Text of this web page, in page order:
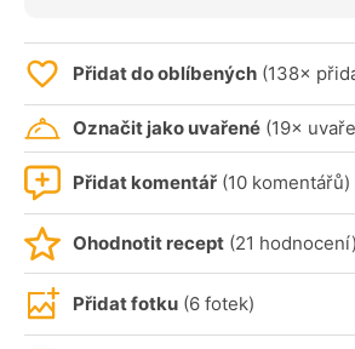
Přidat do oblíbených (138×
Označit jako uvařené (19×
Přidat komentář (10 komentářů)
Ohodnotit recept (21 hodnocení)
Přidat fotku (6 fotek)